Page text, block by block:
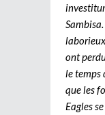
ont
le temps
que les
Eagles